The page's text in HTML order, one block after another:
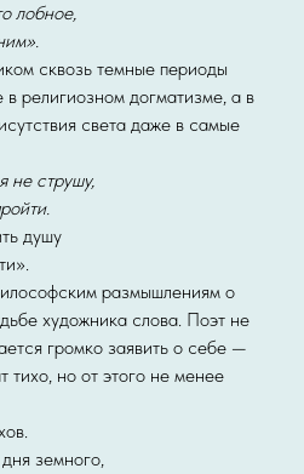
лобное,
сквозь темные периоды
религиозном догматизме, а в
света даже в самые
не струшу,
душу
размышлениям о
художника слова. Поэт не
громко заявить о себе —
тихо, но от этого не менее
земного,